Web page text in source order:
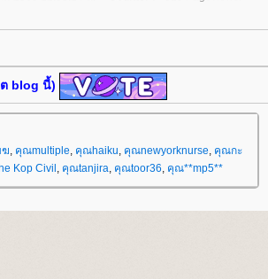
blog นี้)
ฆ, คุณmultiple, คุณhaiku, คุณnewyorknurse, คุณกะ
Kop Civil , คุณtanjira, คุณtoor36, คุณ**mp5**